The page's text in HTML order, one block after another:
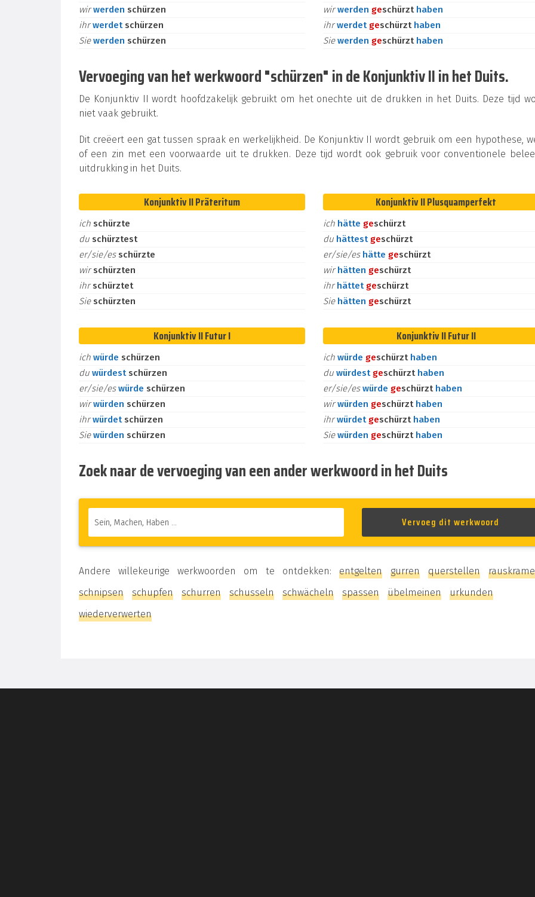
wirwerden schürzen
ihrwerdet schürzen
Siewerden schürzen
wirwerden geschürzt haben
ihrwerdet geschürzt haben
Siewerden geschürzt haben
Vervoeging van het werkwoord "schürzen" in de Konjunktiv II in het Duits.
De Konjunktiv II wordt hoofdzakelijk gebruikt om het onechte uit de drukken in het Duits. Deze tijd
niet vaak gebruikt.
Dit creëert een gat tussen spraak en werkelijkheid. De Konjunktiv II wordt gebruik om een hypothese,
of een zin met een voorwaarde uit te drukken. Deze tijd wordt ook gebruik voor conventionele
uitdrukking in het Duits.
Konjunktiv II Präteritum
ich schürzte
du schürztest
er/sie/es schürzte
wirschürzten
ihrschürztet
Sie schürzten
Konjunktiv II Plusquamperfekt
ich hätte geschürzt
du hättest geschürzt
er/sie/es hätte geschürzt
wirhätten geschürzt
ihrhättet geschürzt
Sie hätten geschürzt
Konjunktiv II Futur I
ich würde schürzen
du würdest schürzen
er/sie/eswürde schürzen
wirwürden schürzen
ihrwürdet schürzen
Siewürden schürzen
Konjunktiv II Futur II
ich würde geschürzt haben
du würdest geschürzt haben
er/sie/eswürde geschürzt haben
wirwürden geschürzt haben
ihrwürdet geschürzt haben
Siewürden geschürzt haben
Zoek naar de vervoeging van een ander werkwoord in het Duits
Andere willekeurige werkwoorden om te ontdekken: entgelten gurren querstellen
schnipsen
schupfen schurren schusseln schwächeln spassen übelmeinen
urkunden
wiederverwerten